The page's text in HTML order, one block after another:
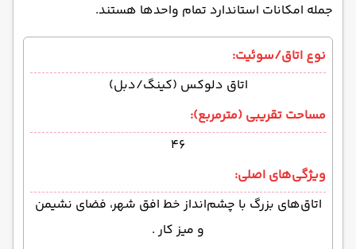
جمله امکانات استاندارد تمام واحدها هستند.
نوع اتاق/سوئیت:
اتاق دلوکس (کینگ/دبل)
مساحت تقریبی (مترمربع):
۴۶
ویژگی‌های اصلی:
اتاق‌های بزرگ با چشم‌انداز خط افق شهر، فضای نشیمن
و میز کار .